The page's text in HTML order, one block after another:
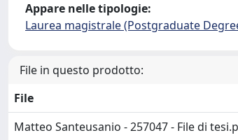
Appare nelle tipologie:
Laurea magistrale (Postgraduate
File in questo prodotto:
File
Matteo Santeusanio - 257047 - File di